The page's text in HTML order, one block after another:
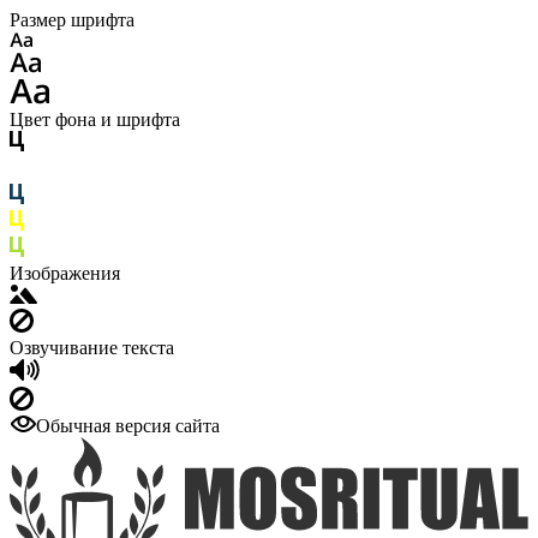
Размер шрифта
Цвет фона и шрифта
Изображения
Озвучивание текста
Обычная версия сайта